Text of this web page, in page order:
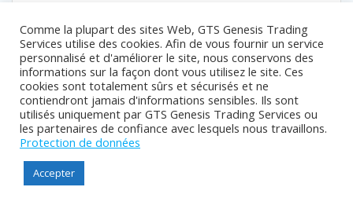
media22
news
news011
news06
Comme la plupart des sites Web, GTS Genesis Trading
Services utilise des cookies. Afin de vous fournir un service
personnalisé et d'améliorer le site, nous conservons des
informations sur la façon dont vous utilisez le site. Ces
cookies sont totalement sûrs et sécurisés et ne
contiendront jamais d'informations sensibles. Ils sont
utilisés uniquement par GTS Genesis Trading Services ou
les partenaires de confiance avec lesquels nous travaillons.
Protection de données
Accepter